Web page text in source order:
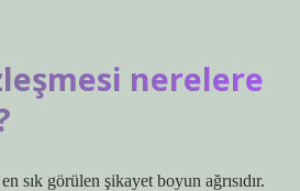
nerelere
sık görülen şikayet boyun ağrısıdır.